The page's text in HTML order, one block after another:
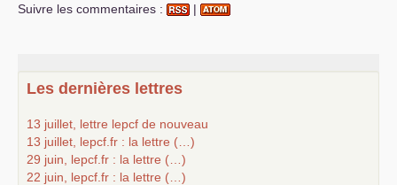
Suivre les commentaires : |
Les dernières lettres
13 juillet, lettre lepcf de nouveau
13 juillet, lepcf.fr : la lettre (…)
29 juin, lepcf.fr : la lettre (…)
22 juin, lepcf.fr : la lettre (…)